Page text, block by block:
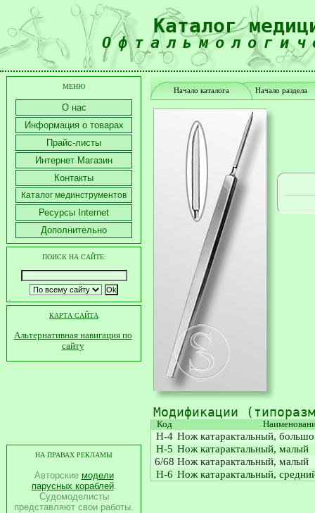
Каталог
Начало каталога Начало раздела
Модификации
Код
Н-4 Нож катарактальный,
Н-5 Нож катарактальный, малый
6/68 Нож катарактальный, малый
Н-6 Нож катарактальный,
МЕНЮ
О нас
Информация о товарах
Прайс-листы
Интернет Магазин
Контакты
Каталог мединструментов
Ресурсы Internet
Дополнительно
ПОИСК НА САЙТЕ:
КАРТА САЙТА
Альтернативная навигация по
сайту
НА ПРАВАХ РЕКЛАМЫ
Авторские модели
парусных кораблей.
Судомоделисты
представляют свои работы.